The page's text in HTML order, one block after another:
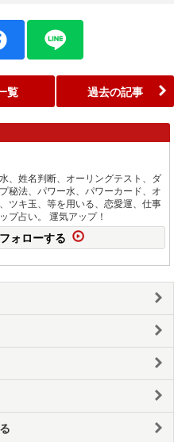
覧 過去の記事
、姓名判断、オーリングテスト、ダ
秘法、パワー水、パワーカード、オ
ツキ玉、等を用いる、恋愛運、仕事
プ占い。 運気アップ！
フォローする